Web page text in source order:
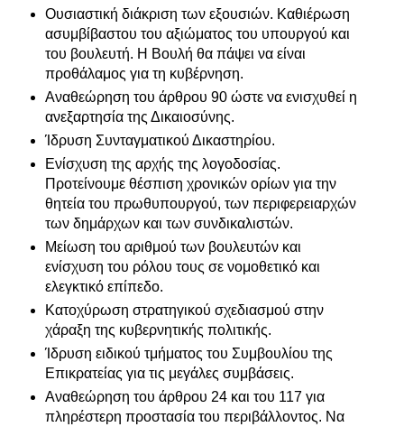
Ουσιαστική διάκριση των εξουσιών. Καθιέρωση
ασυμβίβαστου του αξιώματος του υπουργού και
του βουλευτή. Η Βουλή θα πάψει να είναι
προθάλαμος για τη κυβέρνηση.
Αναθεώρηση του άρθρου 90 ώστε να ενισχυθεί η
ανεξαρτησία της Δικαιοσύνης.
Ίδρυση Συνταγματικού Δικαστηρίου.
Ενίσχυση της αρχής της λογοδοσίας.
Προτείνουμε θέσπιση χρονικών ορίων για την
θητεία του πρωθυπουργού, των περιφερειαρχών
των δημάρχων και των συνδικαλιστών.
Μείωση του αριθμού των βουλευτών και
ενίσχυση του ρόλου τους σε νομοθετικό και
ελεγκτικό επίπεδο.
Κατοχύρωση στρατηγικού σχεδιασμού στην
χάραξη της κυβερνητικής πολιτικής.
Ίδρυση ειδικού τμήματος του Συμβουλίου της
Επικρατείας για τις μεγάλες συμβάσεις.
Αναθεώρηση του άρθρου 24 και του 117 για
πληρέστερη προστασία του περιβάλλοντος. Να